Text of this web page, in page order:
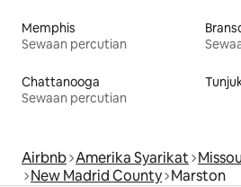
Memphis
Sewaan percutian
Chattanooga
Sewaan percutian
Airbnb Amerika Syarikat
New Madrid County Marston